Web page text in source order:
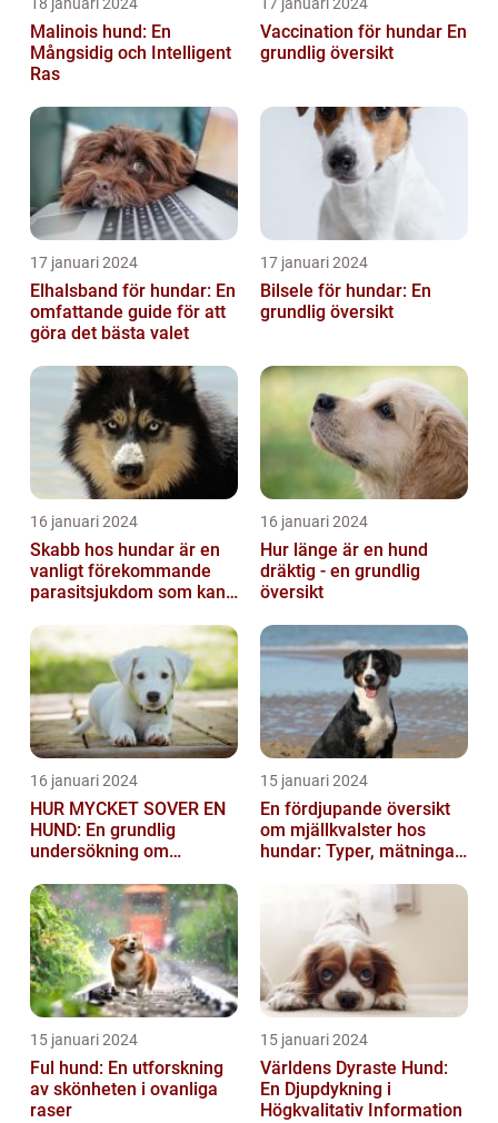
Malinois hund: En
Mångsidig och Intelligent
Ras
Vaccination för hundar En
grundlig översikt
17 januari 2024
Elhalsband för hundar: En
omfattande guide för att
göra det bästa valet
17 januari 2024
Bilsele för hundar: En
grundlig översikt
16 januari 2024
Skabb hos hundar är en
vanligt förekommande
parasitsjukdom som kan
och smittsa...
16 januari 2024
Hur länge är en hund
dräktig - en grundlig
översikt
16 januari 2024
HUR MYCKET SOVER EN
HUND: En grundlig
undersökning om
15 januari 2024
En fördjupande översikt
om mjällkvalster hos
hundar: Typer, mätningar
15 januari 2024
Ful hund: En utforskning
av skönheten i ovanliga
raser
15 januari 2024
Världens Dyraste Hund:
En Djupdykning i
Högkvalitativ Information